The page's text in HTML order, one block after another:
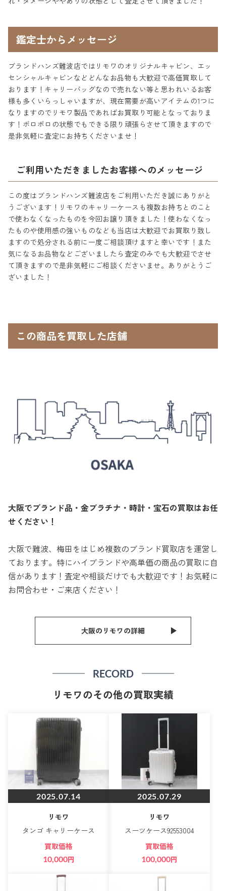
鑑定士からメッセージ
ブランドハンズ難波店ではリモワのオリジナルキャビン、エッ
センシャルキャビンなどどんなお品物も大歓迎で高価買取して
おります！キャリーバッグなので売れない等と思われいるお客
様も多くいらっしゃいますが、現在需要が高いアイテムの1つに
なりますのでリモワ製品であればお買取り可能となっておりま
す！ボロボロの状態でもできる限り頑張らさせて頂きますので
是非気軽に査定にお持ちくださいませ！
ご利用いただきましたお客様へのメッセージ
この度はブランドハンズ難波店をご利用いただき誠にありがと
うございます！リモワのキャリーケースも複数お持ちとのこと
で使わなくなったものを今回お譲り頂きました！使わなくなっ
たものや使用感の強いものなども当店は大歓迎でお買取り致し
ますので処分される前に一度ご相談頂けますと幸いです！また
気になるお品物などございましたら査定のみでも大歓迎でさせ
て頂きますので是非気軽にご相談くださいませ。ありがとうご
ざいました！
この商品を買取した店舗
大阪でブランド品・金プラチナ・時計・宝石の買取はお任
せください！
大阪で難波、梅田をはじめ複数のブランド買取店を運営し
ております。特にハイブランドや高単価の商品の買取に自
信があります！査定や相談だけでも大歓迎です！お気軽に
お問合わせ・ご来店ください！
大阪のリモワの詳細
RECORD
リモワのその他の買取実績
2025.07.14
リモワ
タンゴ キャリーケース
買取価格
10,000円
2025.07.29
リモワ
スーツケース92553004
買取価格
100,000円